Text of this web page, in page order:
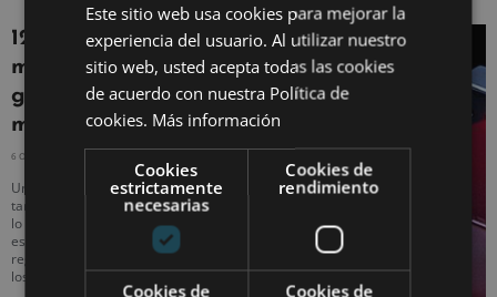
12 ideas de regalos por
menos de 50 euros que
gustan a casi todo el
mundo
6 OCTUBRE, 2019
Un buen detalle siempre es agradable,
tanto para el que lo da como para el que
lo recibe, y por eso en cada ocasión
especial nos esmeramos en escoger el
regalo perfecto. En los últimos tiempos,
los regalos ligados
Este sitio web usa cookies para mejorar la
experiencia del usuario. Al utilizar nuestro
sitio web, usted acepta todas las cookies
de acuerdo con nuestra Política de
cookies. Más información
Cookies
estrictamente
necesarias
Cookies de
rendimiento
Cookies de
Cookies de